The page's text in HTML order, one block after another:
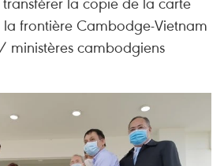
frontière Cambodge-Vietnam
ministères cambodgiens